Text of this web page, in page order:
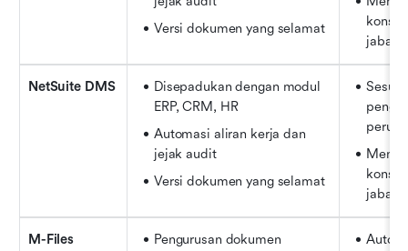
Versi dokumen yang selamat
NetSuite DMS
Disepadukan dengan modul
ERP, CRM, HR
Automasi aliran kerja dan
jejak audit
Versi dokumen yang selamat
M-Files
Pengurusan dokumen